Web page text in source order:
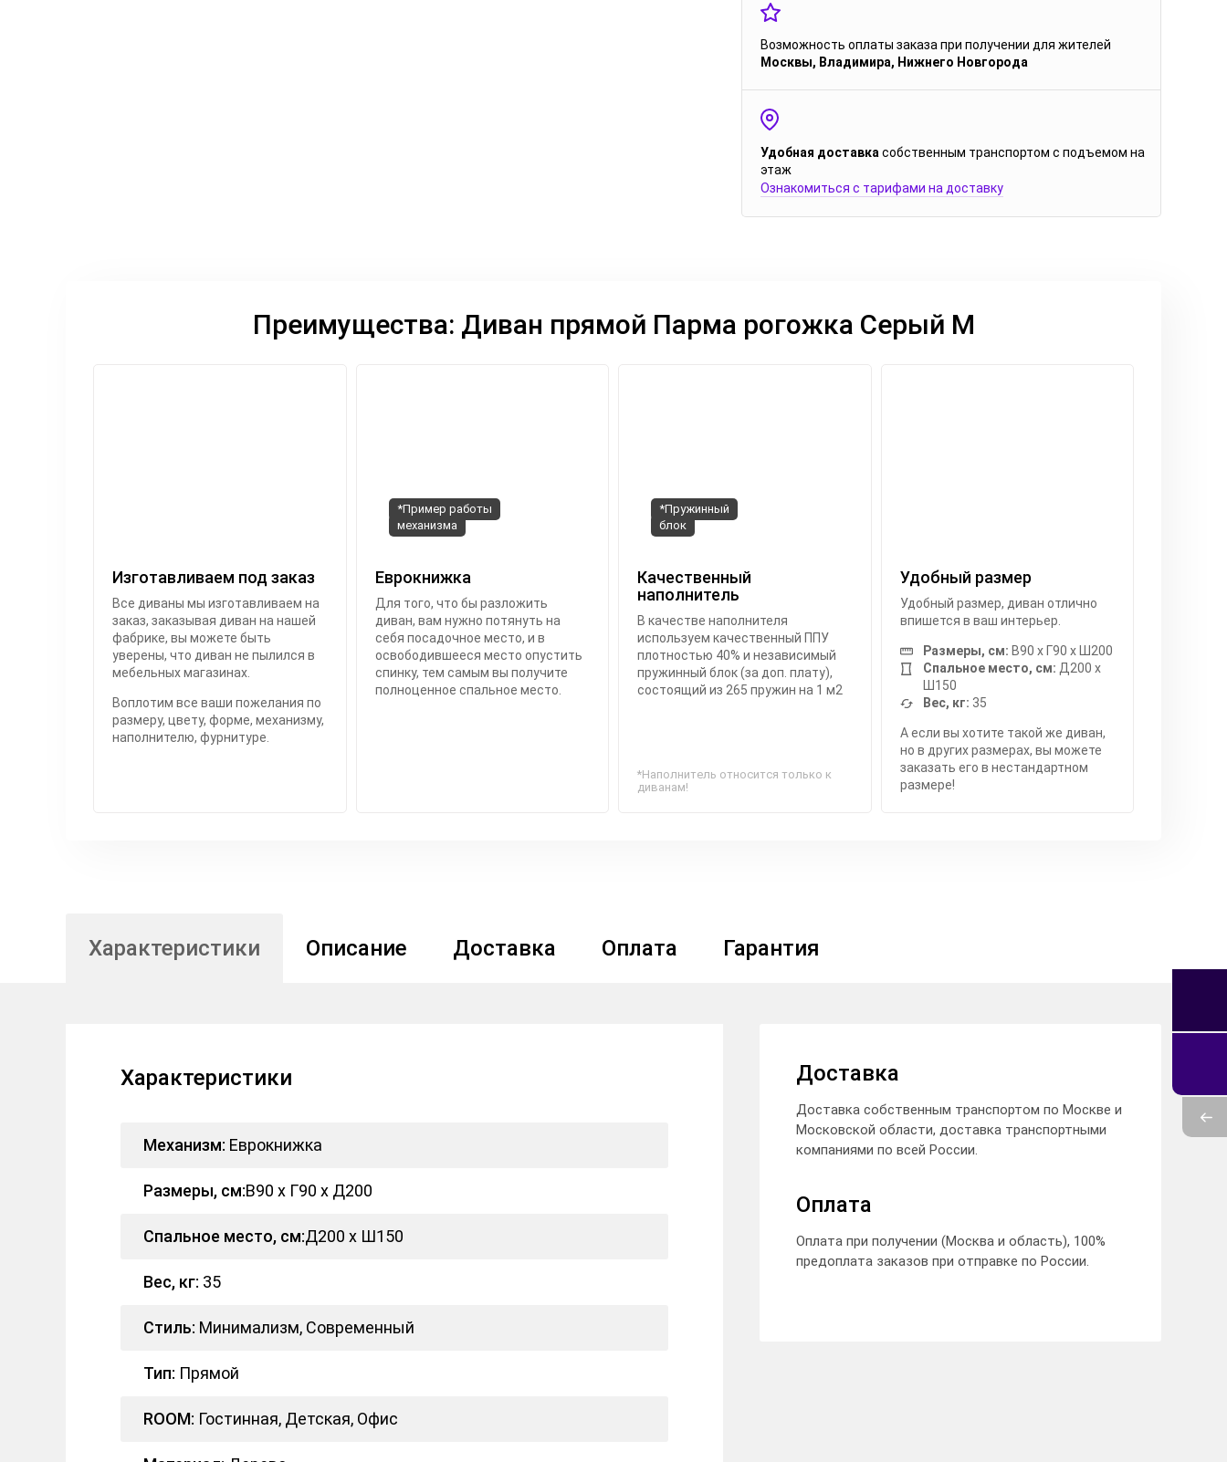
Возможность оплаты заказа при получении для жителей
Москвы, Владимира, Нижнего Новгорода
Удобная доставка собственным транспортом с подъемом на
этаж
Ознакомиться с тарифами на доставку
Преимущества: Диван прямой Парма рогожка Серый М
Изготавливаем под заказ
Все диваны мы изготавливаем на
заказ, заказывая диван на нашей
фабрике, вы можете быть
уверены, что диван не пылился в
мебельных магазинах.
Воплотим все ваши пожелания по
размеру, цвету, форме, механизму,
наполнителю, фурнитуре.
*Пример работы
механизма
Еврокнижка
Для того, что бы разложить
диван, вам нужно потянуть на
себя посадочное место, и в
освободившееся место опустить
спинку, тем самым вы получите
полноценное спальное место.
*Пружинный
блок
Качественный
наполнитель
В качестве наполнителя
используем качественный ППУ
плотностью 40% и независимый
пружинный блок (за доп. плату),
состоящий из 265 пружин на 1 м2
*Наполнитель относится только к
диванам!
Удобный размер
Удобный размер, диван отлично
впишется в ваш интерьер.
Размеры, см: В90 x Г90 x Ш200
Спальное место, см: Д200 x
Ш150
Вес, кг: 35
А если вы хотите такой же диван,
но в других размерах, вы можете
заказать его в нестандартном
размере!
Характеристики Описание Доставка Оплата Гарантия
Характеристики
Механизм: Еврокнижка
Размеры, см:В90 x Г90 x Д200
Спальное место, см:Д200 x Ш150
Вес, кг: 35
Стиль: Минимализм, Современный
Тип: Прямой
ROOM: Гостинная, Детская, Офис
Доставка
Доставка собственным транспортом по Москве и
Московской области, доставка транспортными
компаниями по всей России.
Оплата
Оплата при получении (Москва и область), 100%
предоплата заказов при отправке по России.